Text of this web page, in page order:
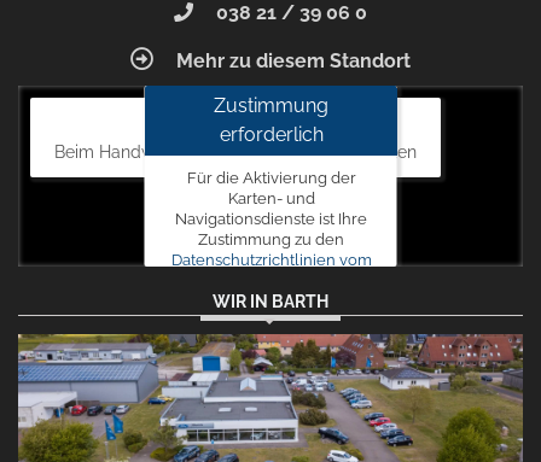
038 21 / 39 06 0
Mehr zu diesem Standort
Autohaus Blunck
Beim Handweiser 19, 18311 Ribnitz-Damgarten
Zustimmung
erforderlich
Für die Aktivierung der
Karten- und
Navigationsdienste ist Ihre
Zustimmung zu den
Datenschutzrichtlinien vom
erforderlich.
Zustimmen
und
aktivieren
WIR IN BARTH